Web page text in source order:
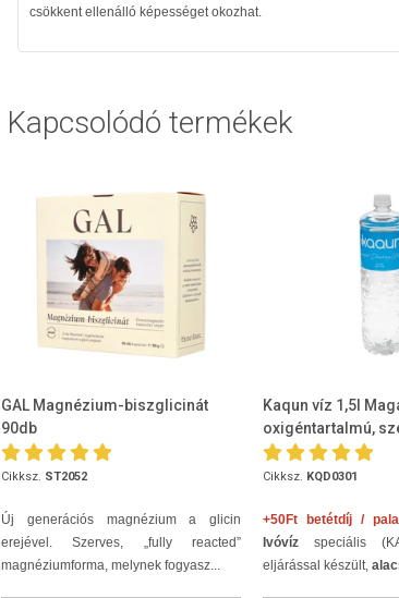
csökkent ellenálló képességet okozhat.
Kapcsolódó termékek
GAL Magnézium-biszglicinát
90db
Cikksz. ST2052
Új generációs magnézium a glicin
erejével. Szerves, „fully reacted”
magnéziumforma, melynek fogyasz...
Kaqun víz 1,5l
oxigéntartalmú,
Cikksz. KQD0301
+50Ft betétdíj /
Ivóvíz speciális
eljárással készült,